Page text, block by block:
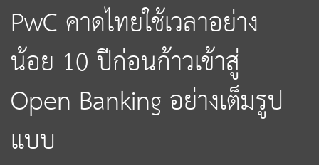
PwC คาดไทยใช้เวลาอย่าง
น้อย 10 ปีก่อนก้าวเข้าสู่
Open Banking อย่างเต็มรูป
แบบ